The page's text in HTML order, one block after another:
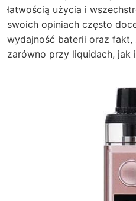
łatwością użycia i
swoich opiniach często
wydajność baterii oraz fakt,
zarówno przy liquidach, jak